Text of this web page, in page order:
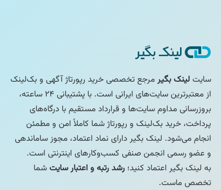
سایتلینک بگیرمرجع تخصصی خرید رپورتاژ آگهی و بک‌لینک
از معتبرترین سایت‌های ایرانی است. با پشتیبانی ۲۴ ساعته،
بروزرسانی مداوم سایت‌ها و قرارداد مستقیم با درگاه‌های
پرداخت، خرید بک‌لینک و رپورتاژ شما کاملاً امن و مطمئن
انجام می‌شود. لینک بگیر دارای نماد اعتماد، مجوز ساماندهی
و عضو رسمی انجمن صنفی کسب‌وکارهای اینترنتی است.
به لینک بگیر اعتماد کنید؛ رشد رتبه و اعتبار سایتشما
تخصص ماست.